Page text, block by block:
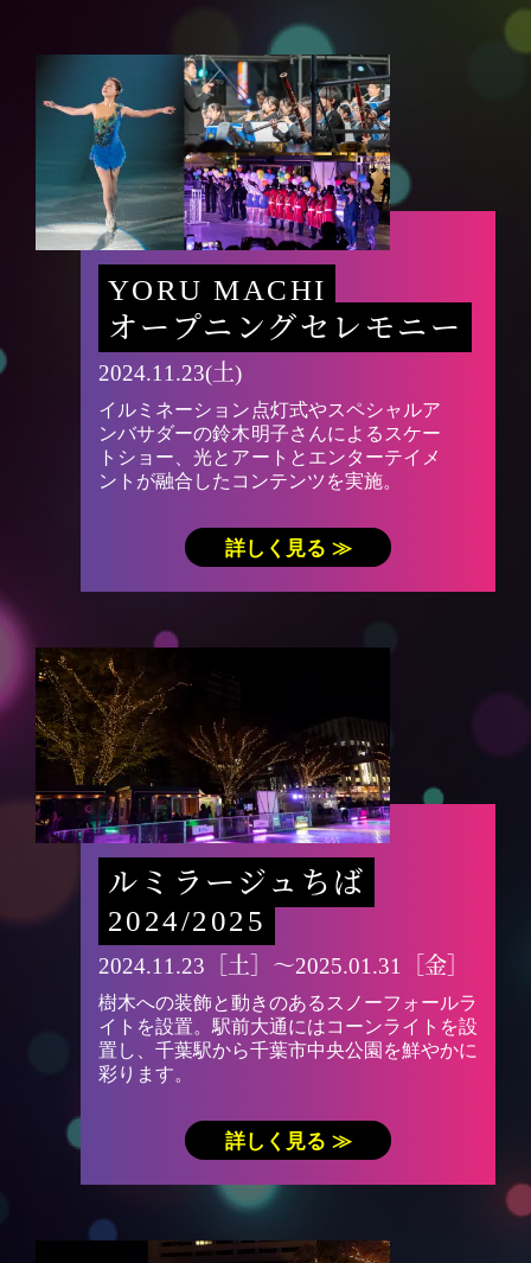
YORU MACHI
オープニングセレモニー
2024.11.23(土)
イルミネーション点灯式やスペシャルア
ンバサダーの鈴木明子さんによるスケー
トショー、光とアートとエンターテイメ
ントが融合したコンテンツを実施。
詳しく見る ≫
ルミラージュちば
2024/2025
2024.11.23［土］〜2025.01.31［金］
樹木への装飾と動きのあるスノーフォールラ
イトを設置。駅前大通にはコーンライトを設
置し、千葉駅から千葉市中央公園を鮮やかに
彩ります。
詳しく見る ≫